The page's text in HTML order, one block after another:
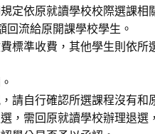
定依原就讀學校校際選課相
流給原開課學校學生。
標準收費，其他學生則依
請自行確認所選課程沒有和
，需回原就讀學校辦理退